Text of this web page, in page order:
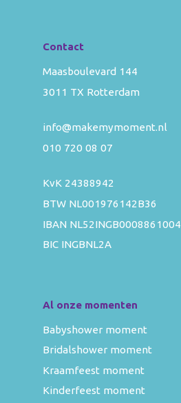
Contact
Maasboulevard 144
3011 TX Rotterdam
info@makemymoment.nl
010 720 08 07
KvK 24388942
BTW NL001976142B36
IBAN NL52INGB0008861004
BIC INGBNL2A
Al onze momenten
Babyshower moment
Bridalshower moment
Kraamfeest moment
Kinderfeest moment